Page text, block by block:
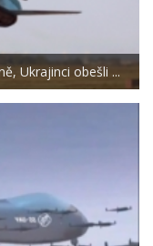
Ukrajinci obešli ...